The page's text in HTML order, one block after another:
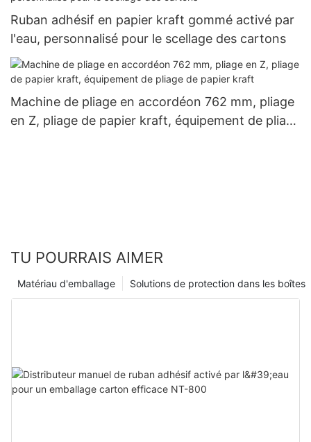
Ruban adhésif en papier kraft gommé activé par
l'eau, personnalisé pour le scellage des cartons
Machine de pliage en accordéon 762 mm, pliage
en Z, pliage de papier kraft, équipement de pliage
TU POURRAIS AIMER
Solutions de protection dans les boîtes
Matériau d'emballage